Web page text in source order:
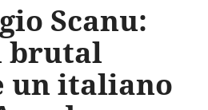
Scanu:
brutal
un italiano